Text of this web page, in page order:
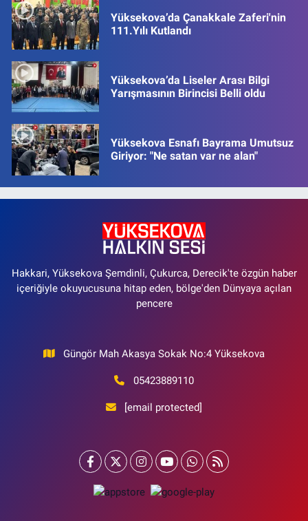
Yüksekova’da Çanakkale Zaferi'nin
111.Yılı Kutlandı
Yüksekova’da Liseler Arası Bilgi
Yarışmasının Birincisi Belli oldu
Yüksekova Esnafı Bayrama Umutsuz
Giriyor: "Ne satan var ne alan"
Hakkari, Yüksekova Şemdinli, Çukurca, Derecik'te özgün haber
içeriğiyle okuyucusuna hitap eden, bölge'den Dünyaya açılan
pencere
Güngör Mah Akasya Sokak No:4 Yüksekova
05423889110
[email protected]